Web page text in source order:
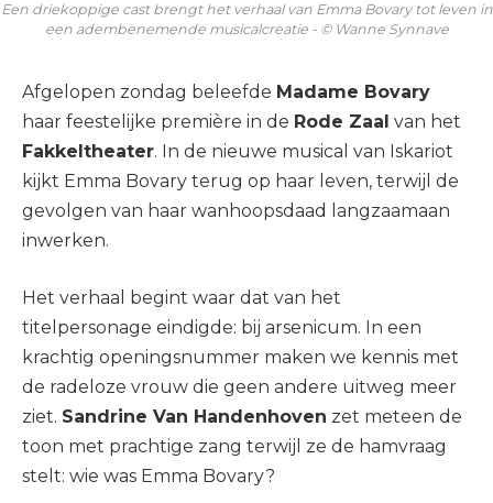
Een driekoppige cast brengt het verhaal van Emma Bovary tot leven in
een adembenemende musicalcreatie - © Wanne Synnave
Afgelopen zondag beleefde Madame Bovary
haar feestelijke première in de Rode Zaal van het
Fakkeltheater. In de nieuwe musical van Iskariot
kijkt Emma Bovary terug op haar leven, terwijl de
gevolgen van haar wanhoopsdaad langzaamaan
inwerken.
Het verhaal begint waar dat van het
titelpersonage eindigde: bij arsenicum. In een
krachtig openingsnummer maken we kennis met
de radeloze vrouw die geen andere uitweg meer
ziet. Sandrine Van Handenhoven zet meteen de
toon met prachtige zang terwijl ze de hamvraag
stelt: wie was Emma Bovary?